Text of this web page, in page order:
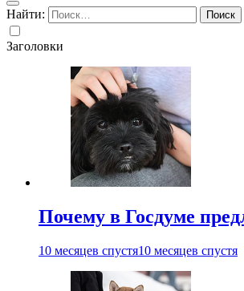
Найти:
Заголовки
Почему в Госдуме
10 месяцев спустя10 месяцев спустя